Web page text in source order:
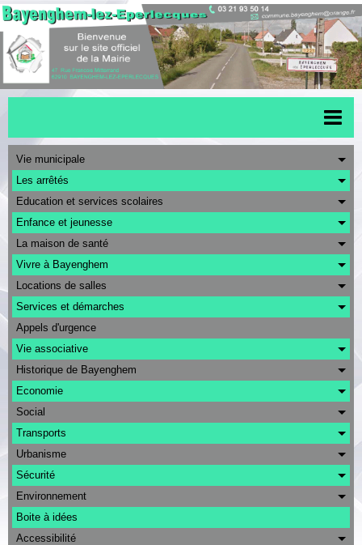
Accueil
Menu scolaire
Actualités
Transports
Urbanisme
CAPSO
Agenda
Albums
Contact
Vie municipale
Les arrêtés
Education et services scolaires
Enfance et jeunesse
La maison de santé
Vivre à Bayenghem
Locations de salles
Services et démarches
Appels d'urgence
Vie associative
Historique de Bayenghem
Economie
Social
Transports
Urbanisme
Sécurité
Environnement
Boite à idées
Accessibilité